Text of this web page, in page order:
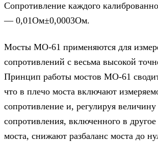
Сопротивление каждого
— 0,01Ом±0,0003Ом.
Мосты МО-61 применяются для
сопротивлений с весьма высокой
Принцип работы мостов МО-61
что в плечо моста включают
сопротивление и, регулируя величину
сопротивления, включенного в
моста, снижают разбаланс моста до